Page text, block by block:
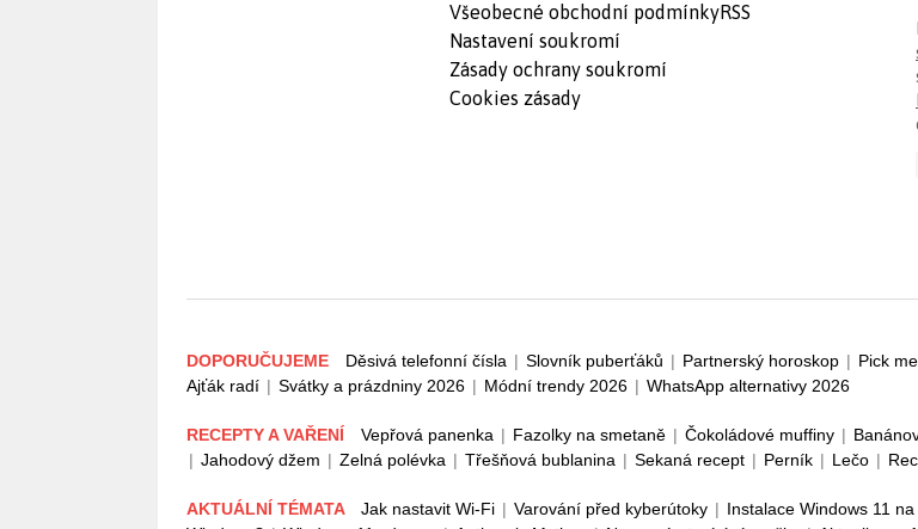
Všeobecné obchodní podmínky
Nastavení soukromí
Zásady ochrany soukromí
Cookies zásady
RSS
DOPORUČUJEME Děsivá telefonní čísla | Slovník puberťáků | Partnerský horoskop | Pick
Ajťák radí | Svátky a prázdniny 2026 | Módní trendy 2026 | WhatsApp alternativy 2026
RECEPTY A VAŘENÍ Vepřová panenka | Fazolky na smetaně | Čokoládové muffiny |
| Jahodový džem | Zelná polévka | Třešňová bublanina | Sekaná recept | Perník | Lečo |
AKTUÁLNÍ TÉMATA Jak nastavit Wi-Fi | Varování před kyberútoky | Instalace Windows 11